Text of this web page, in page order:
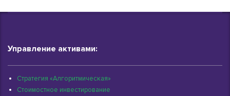
Управление активами:
Стратегия «Алгоритмическая»
Стоимостное инвестирование